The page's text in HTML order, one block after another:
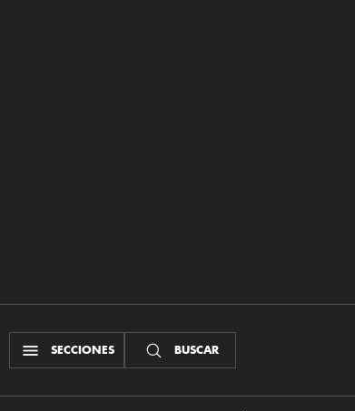
SECCIONES BUSCAR